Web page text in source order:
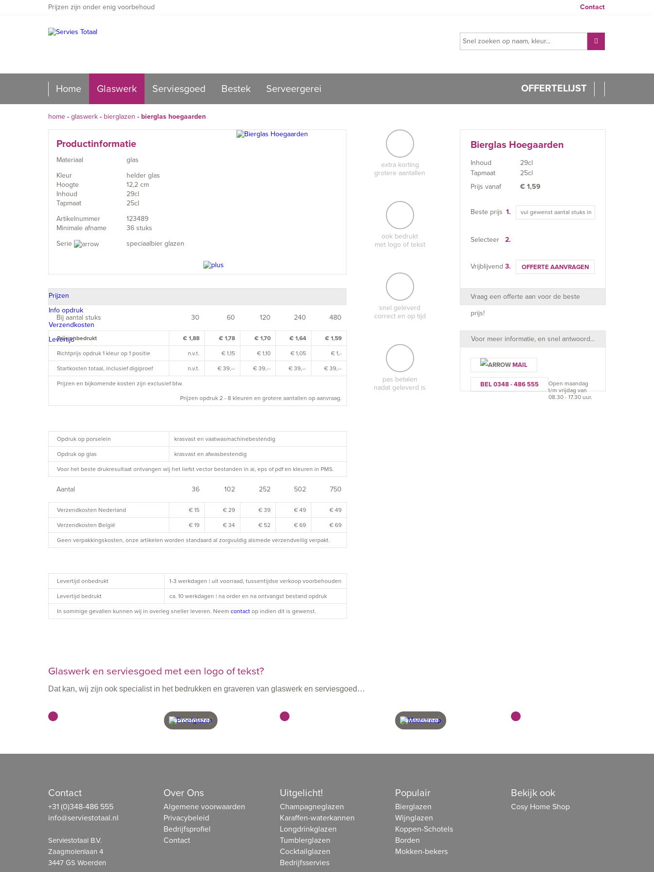
Prijzen zijn onder enig voorbehoud Contact
Home Glaswerk Serviesgoed Bestek Serveergerei OFFERTELIJST
home - glaswerk - bierglazen - bierglas hoegaarden
Productinformatie
Materiaal
glas
Kleur
helder glas
Hoogte
12,2 cm
Inhoud
29cl
Tapmaat
25cl
Artikelnummer
123489
Minimale afname
36 stuks
Serie
speciaalbier glazen
Prijzen
Info opdruk
Verzendkosten
Levertijd
Bij aantal stuks 30 60 120 240 480
Prijs onbedrukt € 1,88 € 1,78 € 1,70 € 1,64 € 1,59
Richtprijs opdruk 1 kleur op 1 positie n.v.t. € 1,15 € 1,10 € 1,05 € 1,-
Startkosten totaal, inclusief digiproef n.v.t. € 39,-- € 39,-- € 39,-- € 39,--
Prijzen en bijkomende kosten zijn exclusief btw.
Prijzen opdruk 2 - 8 kleuren en grotere aantallen op aanvraag.
Opdruk op porselein krasvast en vaatwasmachinebestendig
Opdruk op glas krasvast en afwasbestendig
Voor het beste drukresultaat ontvangen wij het liefst vector bestanden in ai, eps of pdf en kleuren in PMS.
Aantal 36 102 252 502 750
Verzendkosten Nederland € 15 € 29 € 39 € 49 € 49
Verzendkosten België € 19 € 34 € 52 € 69 € 69
Geen verpakkingskosten, onze artikelen worden standaard al zorgvuldig alsmede verzendveilig verpakt.
Levertijd onbedrukt 1-3 werkdagen | uit voorraad, tussentijdse verkoop voorbehouden
Levertijd bedrukt ca. 10 werkdagen | na order en na ontvangst bestand opdruk
In sommige gevallen kunnen wij in overleg sneller leveren. Neem contact op indien dit is gewenst.
extra korting
grotere aantallen
ook bedrukt
met logo of tekst
snel geleverd
correct en op tijd
pas betalen
nadat geleverd is
Bierglas Hoegaarden
Inhoud
29cl
Tapmaat
25cl
Prijs vanaf
€ 1,59
Beste prijs 1.
Selecteer 2.
Vrijblijvend 3. OFFERTE AANVRAGEN
Vraag een offerte aan voor de beste
prijs!
Voor meer informatie, en snel antwoord...
MAIL
BEL 0348 - 486 555
Open maandag
t/m vrijdag van
08.30 - 17.30 uur.
Glaswerk en serviesgoed met een logo of tekst?
Dat kan, wij zijn ook specialist in het bedrukken en graveren van glaswerk en serviesgoed…
Contact
+31 (0)348-486 555
info@serviestotaal.nl
Serviestotaal B.V.
Zaagmolenlaan 4
3447 GS Woerden
Over Ons
Algemene voorwaarden
Privacybeleid
Bedrijfsprofiel
Contact
Uitgelicht!
Champagneglazen
Karaffen-waterkannen
Longdrinkglazen
Tumblerglazen
Cocktailglazen
Bedrijfsservies
Populair
Bierglazen
Wijnglazen
Koppen-Schotels
Borden
Mokken-bekers
Bekijk ook
Cosy Home Shop